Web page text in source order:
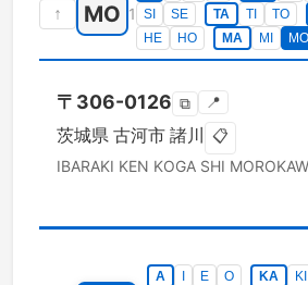
↑ MO 1
SI
SE TA TI TO
HE
HO MA MI MO
〒 306-0126 ⧉ 📍
茨城県 古河市 諸川 📋
IBARAKI KEN KOGA SHI
A E O KA KI